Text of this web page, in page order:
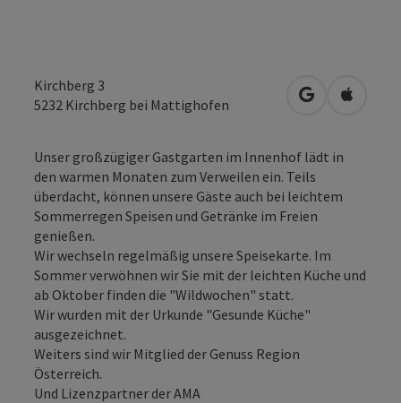
Kirchberg 3
5232 Kirchberg bei Mattighofen in Google
in
Unser großzügiger Gastgarten im Innenhof lädt in
den warmen Monaten zum Verweilen ein. Teils
überdacht, können unsere Gäste auch bei leichtem
Sommerregen Speisen und Getränke im Freien
genießen.
Wir wechseln regelmäßig unsere Speisekarte. Im
Sommer verwöhnen wir Sie mit der leichten Küche und
ab Oktober finden die "Wildwochen" statt.
Wir wurden mit der Urkunde "Gesunde Küche"
ausgezeichnet.
Weiters sind wir Mitglied der Genuss Region
Österreich.
Und Lizenzpartner der AMA